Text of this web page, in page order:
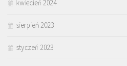
kwiecień 2024
sierpień 2023
styczeń 2023